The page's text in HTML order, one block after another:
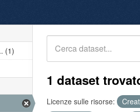
1 dataset
Licenze sulle risorse:
(1)